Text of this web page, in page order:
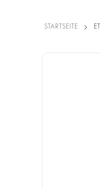
STARTSEITE
Zum